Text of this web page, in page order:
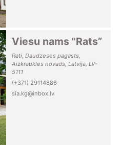
Viesu nams "Rats”
Rati, Daudzeses pagasts,
Aizkraukles novads, Latvija, LV-
5111
(+371) 29114886
sia.kg@inbox.lv